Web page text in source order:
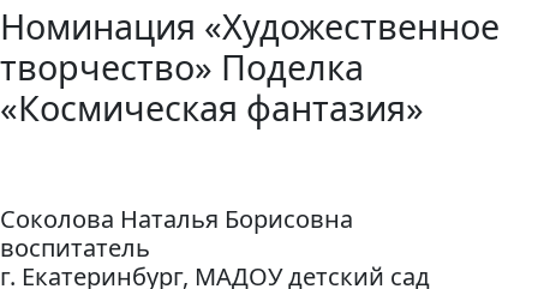
Номинация «Художественное
творчество» Поделка
«Космическая фантазия»
Соколова Наталья Борисовна
воспитатель
г. Екатеринбург, МАДОУ детский сад